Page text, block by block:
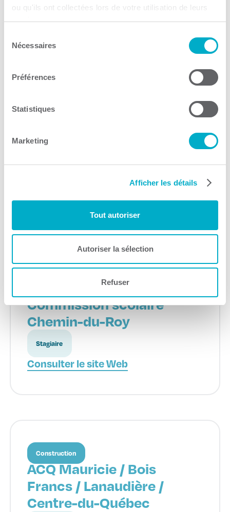
ou qu'ils ont collectées lors de votre utilisation de leurs
services.
Nécessaires
Préférences
Statistiques
Marketing
Afficher les détails
Tout autoriser
Autoriser la sélection
Refuser
SDC du Centre-ville de
Trois-Rivières
Trouver un local – bureau – espace industriel
Consulter le site Web
Formation continue
Commission scolaire
Chemin-du-Roy
Stagiaire
Consulter le site Web
Construction
ACQ Mauricie / Bois
Francs / Lanaudière /
Centre-du-Québec